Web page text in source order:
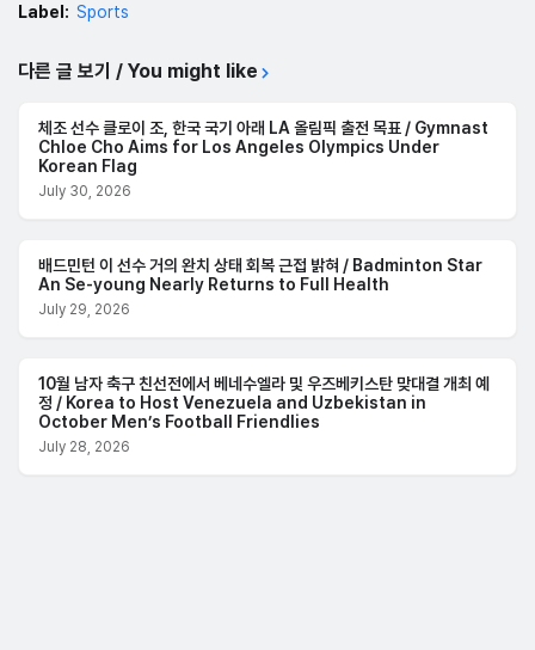
Label: Sports
다른 글 보기 / You might like
체조 선수 클로이 조, 한국 국기 아래 LA 올림픽 출전 목표 / Gymnast
Chloe Cho Aims for Los Angeles Olympics Under
Korean Flag
July 30, 2026
배드민턴 이 선수 거의 완치 상태 회복 근접 밝혀 / Badminton Star
An Se-young Nearly Returns to Full Health
July 29, 2026
10월 남자 축구 친선전에서 베네수엘라 및 우즈베키스탄 맞대결 개최 예
정 / Korea to Host Venezuela and Uzbekistan in
October Men’s Football Friendlies
July 28, 2026